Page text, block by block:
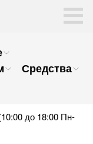
Средства
до 18:00 Пн-